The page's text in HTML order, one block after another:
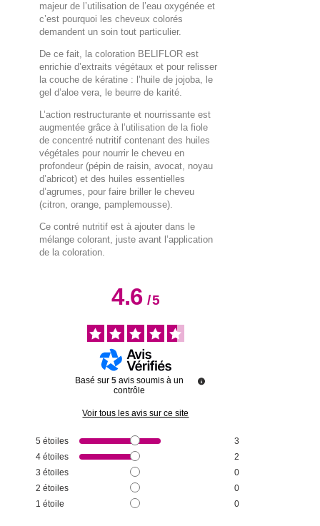
majeur de l’utilisation de l’eau oxygénée et
c’est pourquoi les cheveux colorés
demandent un soin tout particulier.
De ce fait, la coloration BELIFLOR est
enrichie d’extraits végétaux et pour relisser
la couche de kératine : l’huile de jojoba, le
gel d’aloe vera, le beurre de karité.
L’action restructurante et nourrissante est
augmentée grâce à l’utilisation de la fiole
de concentré nutritif contenant des huiles
végétales pour nourrir le cheveu en
profondeur (pépin de raisin, avocat, noyau
d’abricot) et des huiles essentielles
d’agrumes, pour faire briller le cheveu
(citron, orange, pamplemousse).
Ce contré nutritif est à ajouter dans le
mélange colorant, juste avant l’application
de la coloration.
4.6/5
Basé sur 5 avis soumis à un
contrôle
Voir tous les avis sur ce site
5 étoiles
3
4 étoiles
2
3 étoiles
0
2 étoiles
0
1 étoile 0